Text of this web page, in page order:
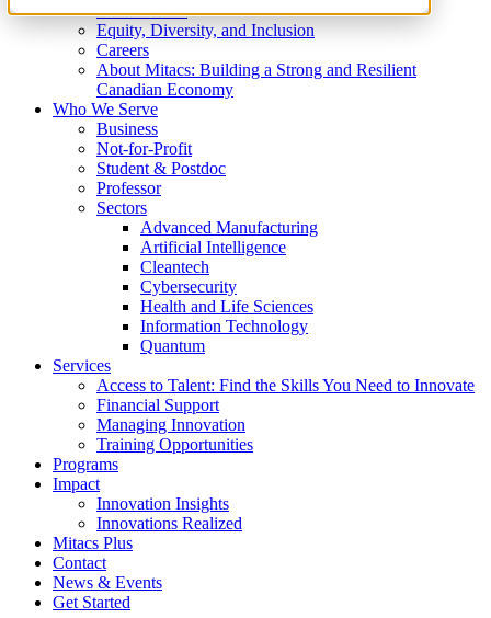
What We Do
Equity, Diversity, and Inclusion
Careers
About Mitacs: Building a Strong and Resilient
Canadian Economy
Who We Serve
Business
Not-for-Profit
Student & Postdoc
Professor
Sectors
Advanced Manufacturing
Artificial Intelligence
Cleantech
Cybersecurity
Health and Life Sciences
Information Technology
Quantum
Services
Access to Talent: Find the Skills You Need to Innovate
Financial Support
Managing Innovation
Training Opportunities
Programs
Impact
Innovation Insights
Innovations Realized
Mitacs Plus
Contact
News & Events
Get Started